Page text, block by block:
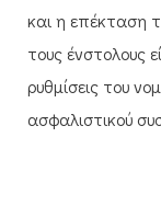
και η επέκταση
τους ένστολους
ρυθμίσεις του
ασφαλιστικού